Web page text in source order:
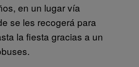
en un lugar vía
se les recogerá para
la fiesta gracias a un